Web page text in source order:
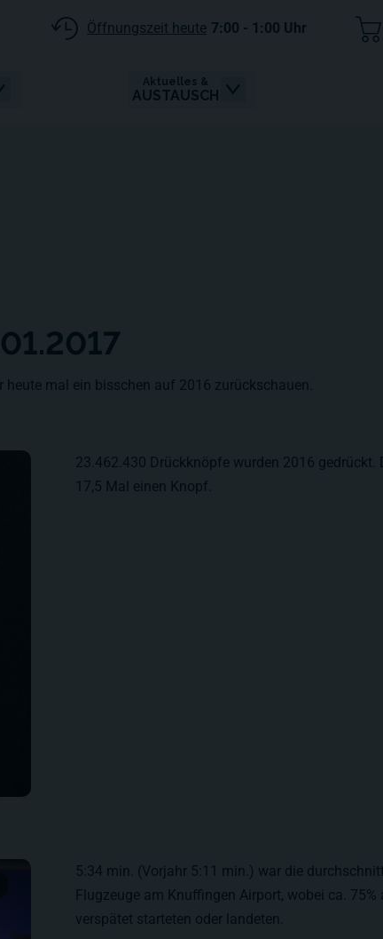
Aktuelles &
AUSTAUSCH
Öffnungszeit heute 7:00 - 1:00 Uhr
mal ein bisschen auf 2016 zurückschauen.
23.462.430 Drückknöpfe wurden 2016 gedrückt.
17,5 Mal einen Knopf.
5:34 min. (Vorjahr 5:11 min.) war die
Flugzeuge am Knuffingen Airport, wobei ca.
verspätet starteten oder landeten.